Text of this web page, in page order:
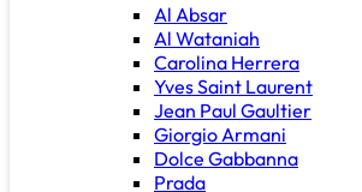
Al Absar
Al Wataniah
Carolina Herrera
Yves Saint Laurent
Jean Paul Gaultier
Giorgio Armani
Dolce Gabbanna
Prada